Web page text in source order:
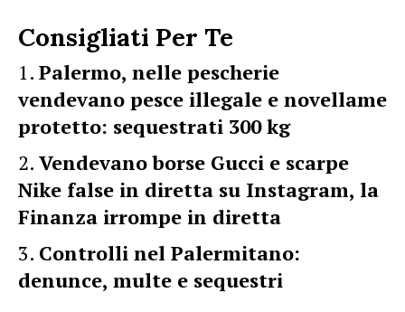
Consigliati Per Te
Palermo, nelle pescherie
vendevano pesce illegale e novellame
protetto: sequestrati 300 kg
Vendevano borse Gucci e scarpe
Nike false in diretta su Instagram, la
Finanza irrompe in diretta
Controlli nel Palermitano:
denunce, multe e sequestri